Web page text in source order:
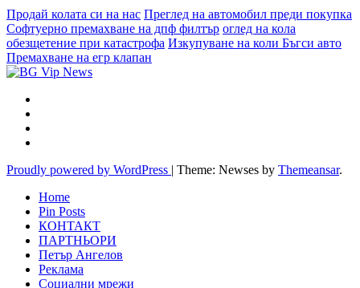
Продай колата си на нас Преглед на автомобил преди покупка
Софтуерно премахване на дпф филтър оглед на кола
обезщетение при катастрофа Изкупуване на коли Бъгси авто
Премахване на егр клапан
Proudly powered by WordPress | Theme: Newses by Themeansar.
Home
Pin Posts
КОНТАКТ
ПАРТНЬОРИ
Петър Ангелов
Реклама
Социални мрежи